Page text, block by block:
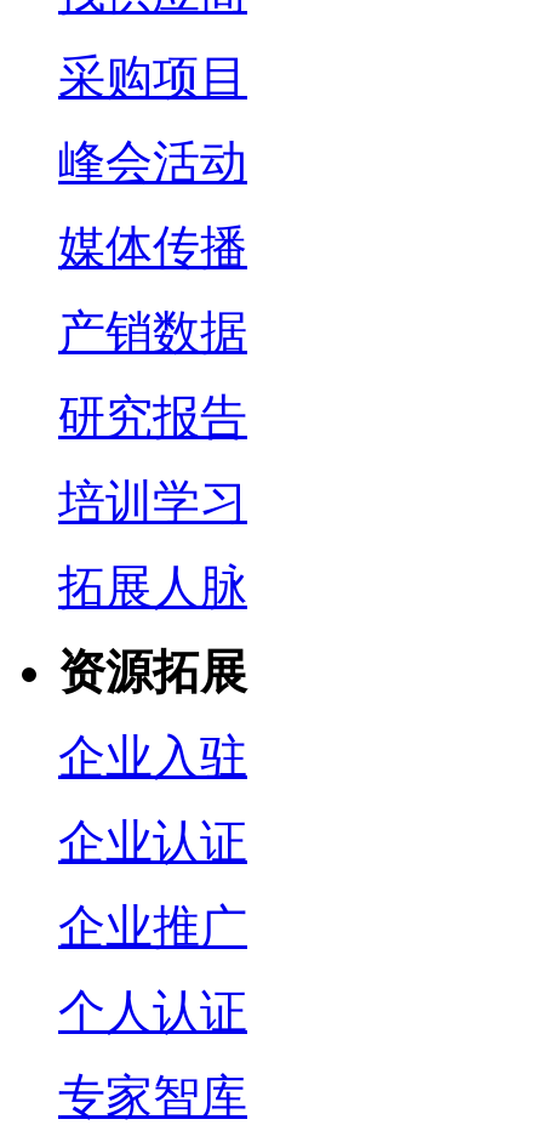
采购项目
峰会活动
媒体传播
产销数据
研究报告
培训学习
拓展人脉
资源拓展
企业入驻
企业认证
企业推广
个人认证
专家智库